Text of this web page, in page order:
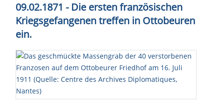
09.02.1871 - Die ersten französischen
Kriegsgefangenen treffen in Ottobeuren
ein.